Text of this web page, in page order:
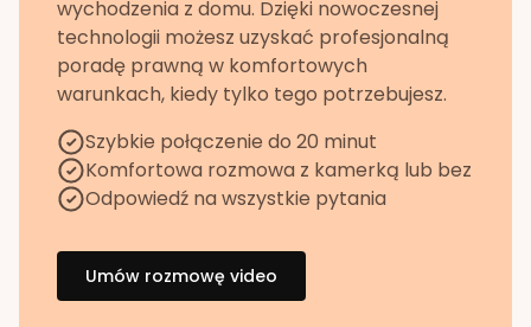
wychodzenia z domu. Dzięki nowoczesnej
technologii możesz uzyskać profesjonalną
poradę prawną w komfortowych
warunkach, kiedy tylko tego potrzebujesz.
Szybkie połączenie do 20 minut
Komfortowa rozmowa z kamerką lub bez
Odpowiedź na wszystkie pytania
Umów rozmowę video